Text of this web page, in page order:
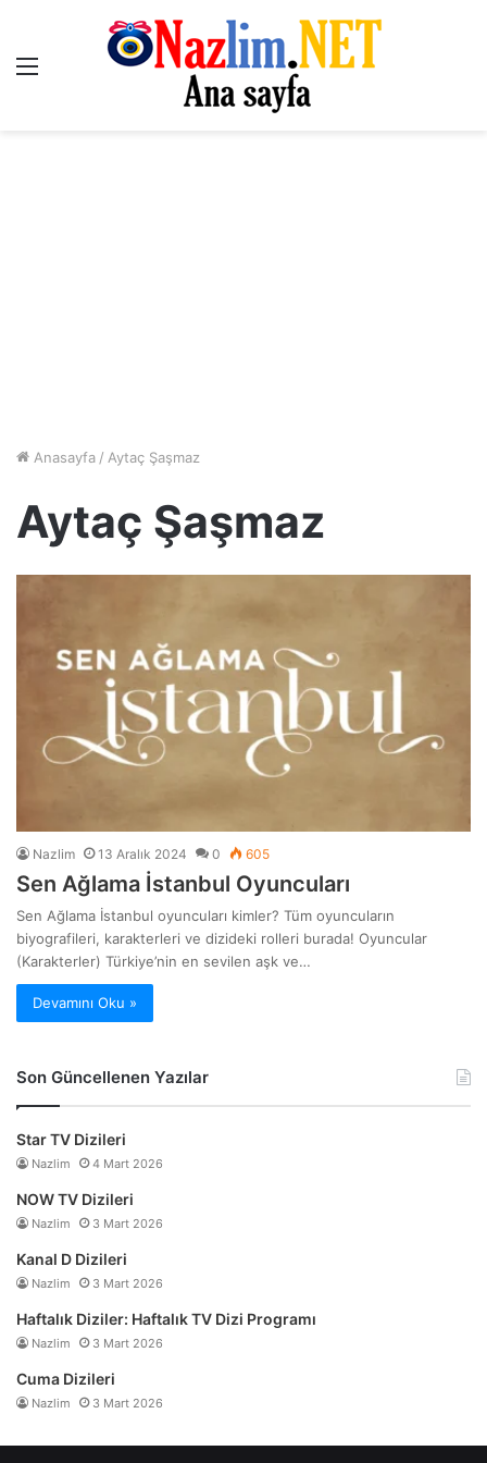
Menü
Anasayfa / Aytaç Şaşmaz
Aytaç Şaşmaz
Nazlim 13 Aralık 2024 0 605
Sen Ağlama İstanbul Oyuncuları
Sen Ağlama İstanbul oyuncuları kimler? Tüm oyuncuların
biyografileri, karakterleri ve dizideki rolleri burada! Oyuncular
(Karakterler) Türkiye’nin en sevilen aşk ve…
Devamını Oku »
Son Güncellenen Yazılar
Star TV Dizileri
Nazlim 4 Mart 2026
NOW TV Dizileri
Nazlim 3 Mart 2026
Kanal D Dizileri
Nazlim 3 Mart 2026
Haftalık Diziler: Haftalık TV Dizi Programı
Nazlim 3 Mart 2026
Cuma Dizileri
Nazlim 3 Mart 2026